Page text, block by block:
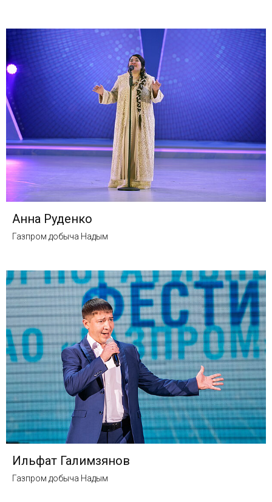
Анна Руденко
Газпром добыча Надым
Ильфат Галимзянов
Газпром добыча Надым